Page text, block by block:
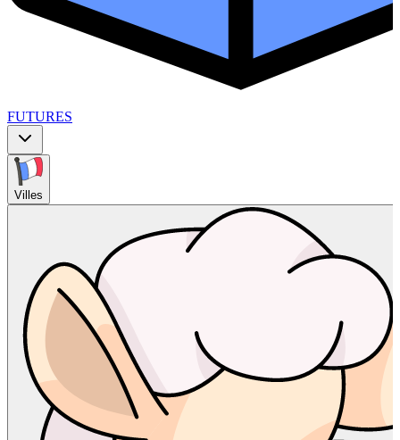
FUTURES
Villes